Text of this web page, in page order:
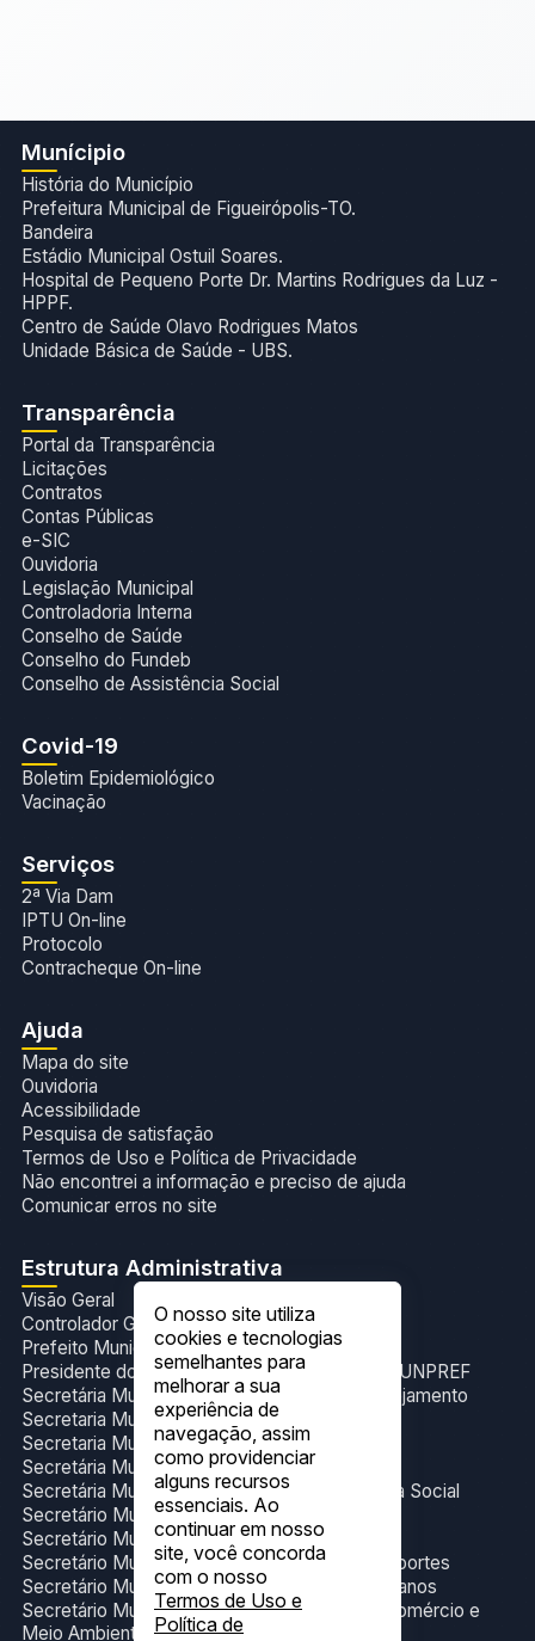
Munícipio
História do Município
Prefeitura Municipal de Figueirópolis-TO.
Bandeira
Estádio Municipal Ostuil Soares.
Hospital de Pequeno Porte Dr. Martins Rodrigues da Luz -
HPPF.
Centro de Saúde Olavo Rodrigues Matos
Unidade Básica de Saúde - UBS.
Transparência
Portal da Transparência
Licitações
Contratos
Contas Públicas
e-SIC
Ouvidoria
Legislação Municipal
Controladoria Interna
Conselho de Saúde
Conselho do Fundeb
Conselho de Assistência Social
Covid-19
Boletim Epidemiológico
Vacinação
Serviços
2ª Via Dam
IPTU On-line
Protocolo
Contracheque On-line
Ajuda
Mapa do site
Ouvidoria
Acessibilidade
Pesquisa de satisfação
Termos de Uso e Política de Privacidade
Não encontrei a informação e preciso de ajuda
Comunicar erros no site
Estrutura Administrativa
Visão Geral
Controlador Geral do Município
Prefeito Municipal
Presidente do Fundo de Previdência Social- FUNPREF
Secretária Municipal de Administração e Planejamento
Secretaria Municipal de Cultura e Eventos
Secretaria Municipal de Esporte
Secretária Municipal de Gabinete
Secretária Municipal de Trabalho e Assistência Social
Secretário Municipal de Educação
Secretário Municipal de Finanças
Secretário Municipal de Infraestrutura e Transportes
Secretário Municipal de Obras e Serviços Urbanos
Secretário Municipal de Produção, Indústria,Comércio e
Meio Ambiente
O nosso site utiliza
cookies e tecnologias
semelhantes para
melhorar a sua
experiência de
navegação, assim
como providenciar
alguns recursos
essenciais. Ao
continuar em nosso
site, você concorda
com o nosso
Termos de Uso e
Política de